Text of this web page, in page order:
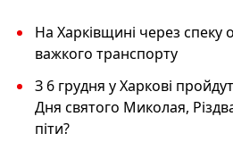
На Харківщині через
важкого транспорту
З 6 грудня у Харкові
Дня святого Миколая,
піти?